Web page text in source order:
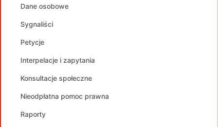
Dane osobowe
Sygnaliści
Petycje
Interpelacje i zapytania
Konsultacje społeczne
Nieodpłatna pomoc prawna
Raporty